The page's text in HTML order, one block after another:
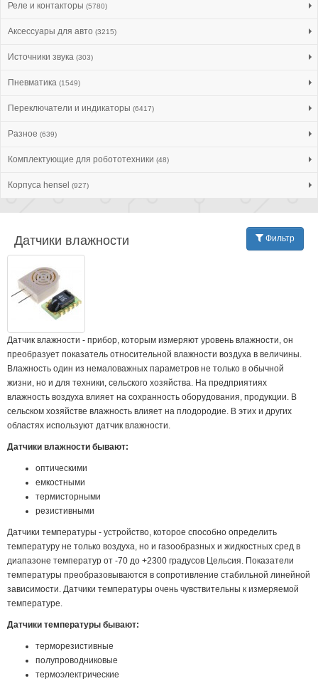
Реле и контакторы (5780)
Аксессуары для авто (3215)
Источники звука (303)
Пневматика (1549)
Переключатели и индикаторы (6417)
Разное (639)
Комплектующие для робототехники (48)
Корпуса hensel (927)
Фильтр
Датчики влажности
Датчик влажности - прибор, которым измеряют уровень влажности, он
преобразует показатель относительной влажности воздуха в величины.
Влажность один из немаловажных параметров не только в обычной
жизни, но и для техники, сельского хозяйства. На предприятиях
влажность воздуха влияет на сохранность оборудования, продукции. В
сельском хозяйстве влажность влияет на плодородие. В этих и других
областях используют датчик влажности.
Датчики влажности бывают:
оптическими
емкостными
термисторными
резистивными
Датчики температуры - устройство, которое способно определить
температуру не только воздуха, но и газообразных и жидкостных сред в
диапазоне температур от -70 до +2300 градусов Цельсия. Показатели
температуры преобразовываются в сопротивление стабильной линейной
зависимости. Датчики температуры очень чувствительны к измеряемой
температуре.
Датчики температуры бывают:
терморезистивные
полупроводниковые
термоэлектрические